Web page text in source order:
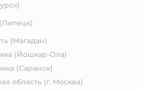
(Липецк)
(Магадан)
(Йошкар-Ола)
(Саранск)
область (г. Москва)